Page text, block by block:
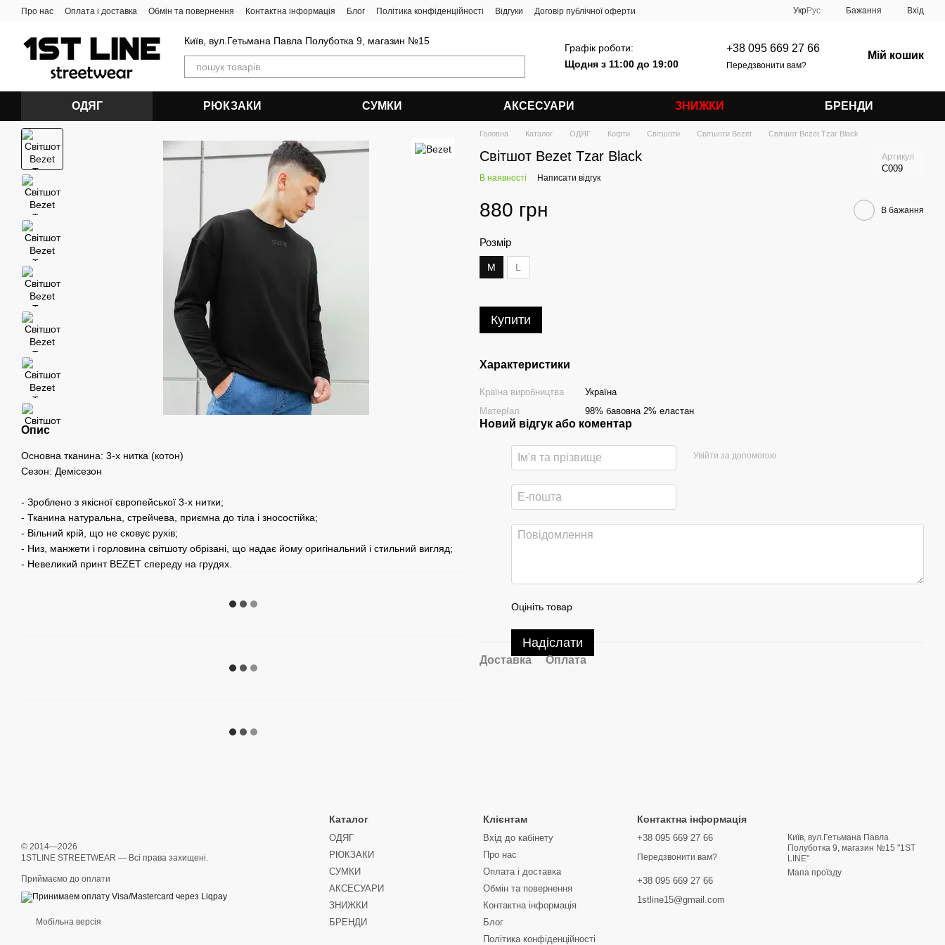
Перейти до основного контенту
Про нас Оплата і доставка Обмін та повернення Контактна інформація Блог Політика конфіденційності Відгуки Договір публічної оферти УкрРус Бажання Вхід
Київ, вул.Гетьмана Павла Полуботка 9, магазин №15
Графік роботи:
Щодня з 11:00 до 19:00
+38 095 669 27 66
Передзвонити вам?
Мій кошик
ОДЯГ РЮКЗАКИ СУМКИ АКСЕСУАРИ ЗНИЖКИ БРЕНДИ
Опис
Основна тканина: 3-х нитка (котон)
Сезон: Демісезон
- Зроблено з якісної європейської 3-х нитки;
- Тканина натуральна, стрейчева, приємна до тіла і зносостійка;
- Вільний крій, що не сковує рухів;
- Низ, манжети і горловина світшоту обрізані, що надає йому оригінальний і стильний вигляд;
- Невеликий принт BEZET спереду на грудях.
Головна Каталог ОДЯГ Кофти Світшоти Світшоти Bezet Світшот Bezet Tzar Black
Світшот Bezet Tzar Black Артикул
C009
В наявності Написати відгук
880 грн В бажання
Розмір
M L
Купити
Характеристики
Країна виробництва
Україна
МатерІал
98% бавовна 2% еластан
Новий відгук або коментар
Увійти за допомогою
Оцініть товар
Надіслати
Доставка Оплата
© 2014—2026
1STLINE STREETWEAR — Всі права захищені.
Приймаємо до оплати
Мобільна версія
Каталог
ОДЯГ
РЮКЗАКИ
СУМКИ
АКСЕСУАРИ
ЗНИЖКИ
БРЕНДИ
Клієнтам
Вхід до кабінету
Про нас
Оплата і доставка
Обмін та повернення
Контактна інформація
Блог
Політика конфіденційності
Контактна інформація
+38 095 669 27 66
Передзвонити вам?
+38 095 669 27 66
1stline15@gmail.com
Київ, вул.Гетьмана Павла
Полуботка 9, магазин №15 "1ST
LINE"
Мапа проїзду